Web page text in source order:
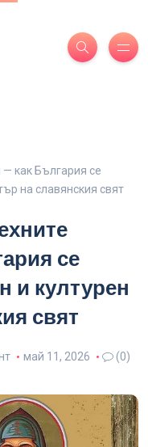
как България се
на славянския свят
се
и културен
свят
май 11, 2026 (0)